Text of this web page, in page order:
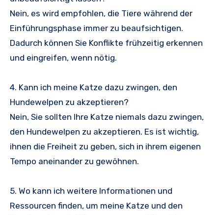
Nein, es wird empfohlen, die Tiere während der
Einführungsphase immer zu beaufsichtigen.
Dadurch können Sie Konflikte frühzeitig erkennen
und eingreifen, wenn nötig.
4. Kann ich meine Katze dazu zwingen, den
Hundewelpen zu akzeptieren?
Nein, Sie sollten Ihre Katze niemals dazu zwingen,
den Hundewelpen zu akzeptieren. Es ist wichtig,
ihnen die Freiheit zu geben, sich in ihrem eigenen
Tempo aneinander zu gewöhnen.
5. Wo kann ich weitere Informationen und
Ressourcen finden, um meine Katze und den